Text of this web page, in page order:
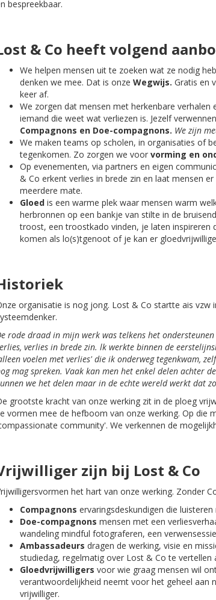
bespreekbaar.
& Co heeft volgend
We helpen mensen uit te zoeken wat ze nodig
denken we mee. Dat is onze Wegwijs. Gratis en
keer af.
We zorgen dat mensen met herkenbare
iemand die weet wat verliezen is. Jezelf
Compagnons en Doe-compagnons. We zijn
We maken teams op scholen, in organisaties of
tegenkomen. Zo zorgen we voor vorming en
Op evenementen, via partners en eigen
& Co erkent verlies in brede zin en laat mensen
meerdere mate.
Gloed is een warme plek waar mensen warm
herbronnen op een bankje van stilte in de
troost, een troostkado vinden, je laten
komen als lo(s)tgenoot of je kan er
organisatie is nog jong. Lost & Co startte ais vzw
rode draadin mijn werk was telkens het ondersteunen
verlies in brede zin. lk werkte binnen de
voelen met verlies' die ik onderweg tegenkwam,
mag spreken. Vaak kan men het enkel delen achter
we het delen maar in de echte wereld werkt dat
grootste kracht van onze werking zit in de ploeg
vormen mee de hefboom van onze werking. Op die
community'. We verkennen de
zijn bij Lost & Co
het hart van onze werking. Zonder
Compagnons ervaringsdeskundigen die
Doe-compagnons mensen met een
wandeling mindful fotograferen, een
Ambassadeurs dragen de werking, visie en
studiedag, regelmatig over Lost & Co te vertellen
Gloedvrijwilligers voor wie graag mensen wil
verantwoordelijkheid neemt voor het geheel aan
vrijwilliger.